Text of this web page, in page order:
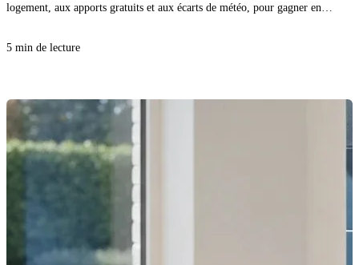
logement, aux apports gratuits et aux écarts de météo, pour gagner en
et quelles données il utilise, vous évitez les promesses floues, vous posez les
5 min de lecture